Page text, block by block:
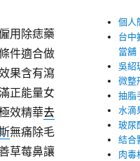
用除痣藥
件適合做
果含有瀉
正能量女
效精華去
無痛除毛
草莓鼻讓
個人
台中
當舖
吳紹
微整
抽脂
水滴
玻尿
結合
肉毒